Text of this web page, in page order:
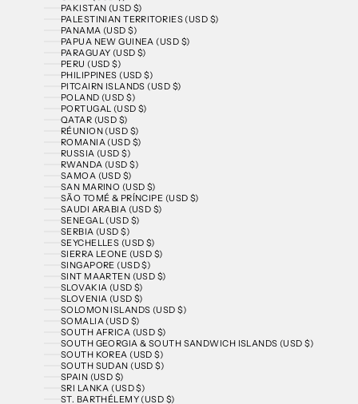
PAKISTAN (USD $)
PALESTINIAN TERRITORIES (USD $)
PANAMA (USD $)
PAPUA NEW GUINEA (USD $)
PARAGUAY (USD $)
PERU (USD $)
PHILIPPINES (USD $)
PITCAIRN ISLANDS (USD $)
POLAND (USD $)
PORTUGAL (USD $)
QATAR (USD $)
RÉUNION (USD $)
ROMANIA (USD $)
RUSSIA (USD $)
RWANDA (USD $)
SAMOA (USD $)
SAN MARINO (USD $)
SÃO TOMÉ & PRÍNCIPE (USD $)
SAUDI ARABIA (USD $)
SENEGAL (USD $)
SERBIA (USD $)
SEYCHELLES (USD $)
SIERRA LEONE (USD $)
SINGAPORE (USD $)
SINT MAARTEN (USD $)
SLOVAKIA (USD $)
SLOVENIA (USD $)
SOLOMON ISLANDS (USD $)
SOMALIA (USD $)
SOUTH AFRICA (USD $)
SOUTH GEORGIA & SOUTH SANDWICH ISLANDS (USD $)
SOUTH KOREA (USD $)
SOUTH SUDAN (USD $)
SPAIN (USD $)
SRI LANKA (USD $)
ST. BARTHÉLEMY (USD $)